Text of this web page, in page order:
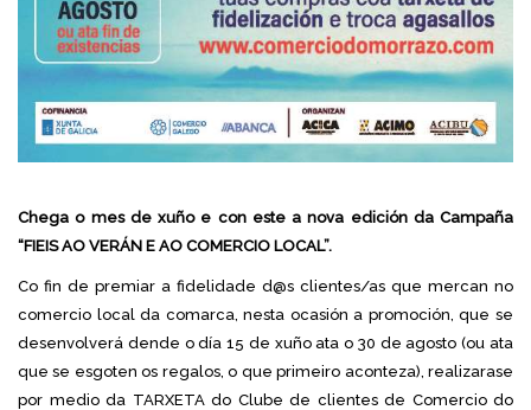
Chega o mes de xuño e con este a nova edición da Campaña
“FIEIS AO VERÁN E AO COMERCIO LOCAL”.
Co fin de premiar a fidelidade d@s clientes/as que mercan no
comercio local da comarca, nesta ocasión a promoción, que se
desenvolverá dende o día 15 de xuño ata o 30 de agosto (ou ata
que se esgoten os regalos, o que primeiro aconteza), realizarase
por medio da TARXETA do Clube de clientes de Comercio do